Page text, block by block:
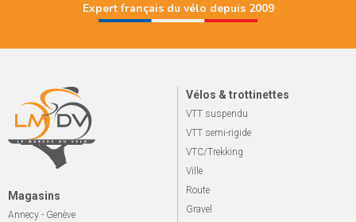
Expert français du vélo depuis 2009
Magasins
Annecy - Genève
Vélos & trottinettes
VTT suspendu
VTT semi-rigide
VTC/Trekking
Ville
Route
Gravel